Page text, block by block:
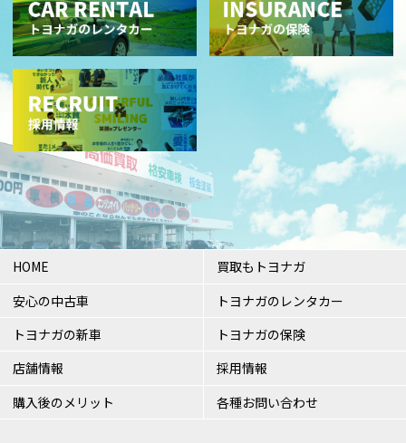
HOME
安心の中古車
トヨナガの新車
店舗情報
購入後のメリット
買取もトヨナガ
トヨナガのレンタカー
トヨナガの保険
採用情報
各種お問い合わせ